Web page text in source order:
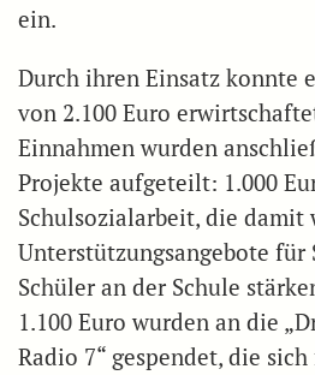
ein.
Durch ihren Einsatz konnte
von 2.100 Euro
Einnahmen wurden
Projekte aufgeteilt: 1.000
Schulsozialarbeit, die damit
Unterstützungsangebote für
Schüler an der Schule
1.100 Euro wurden an die
Radio 7“ gespendet, die